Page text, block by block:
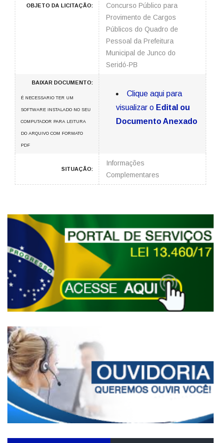
OBJETO DA LICITAÇÃO:
Concurso Público para
Provimento de Cargos
Públicos do Quadro de
Pessoal da Prefeitura
Municipal de Junco do
Seridó-PB
BAIXAR DOCUMENTO:
É NECESSARIO TER UM
SOFTWARE INSTALADO NO SEU
COMPUTADOR PARA LEITURA
DO ARQUIVO COM FORMATO
PDF
Clique aqui para
visualizar o Edital ou
Documento Anexado
SITUAÇÃO:
Informações
Complementares